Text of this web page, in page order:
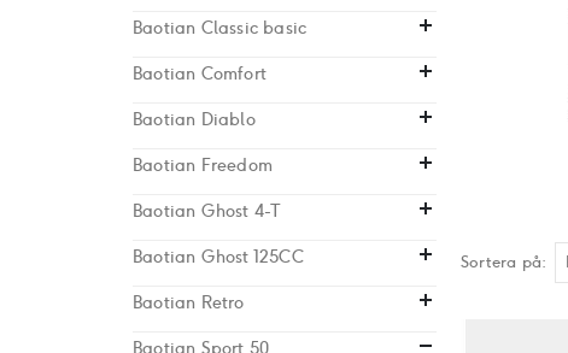
Sortera på
Baotian Classic basic
Baotian Comfort
Baotian Diablo
Baotian Freedom
Baotian Ghost 4-T
Baotian Ghost 125CC
Baotian Retro
Baotian Sport 50